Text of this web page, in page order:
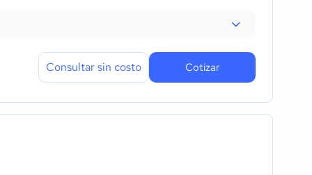
Consultar sin costo Cotizar